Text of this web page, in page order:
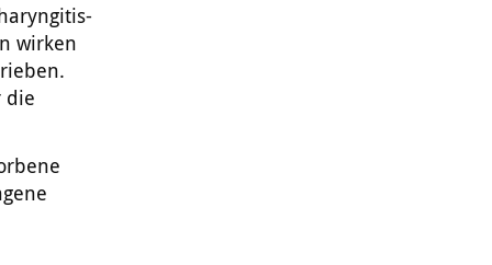
wirken
die